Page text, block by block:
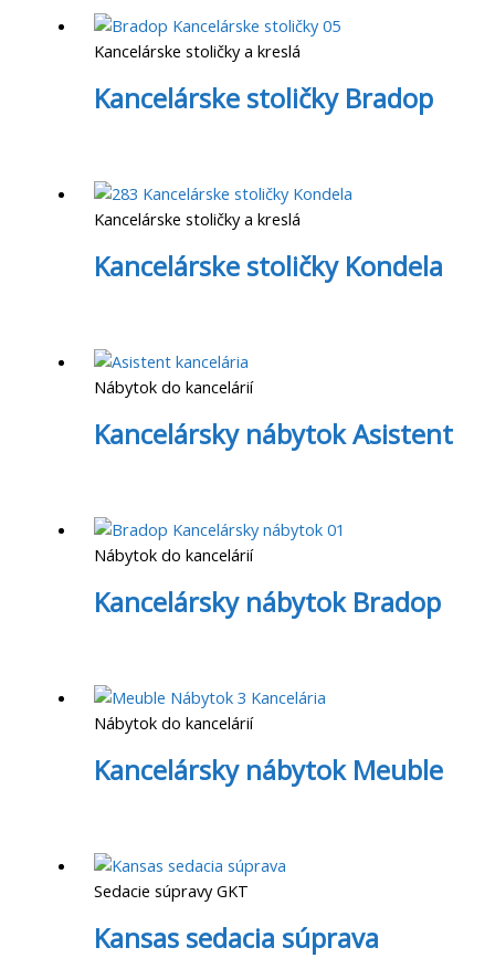
Kancelárske stoličky a kreslá
Kancelárske stoličky Bradop
Kancelárske stoličky a kreslá
Kancelárske stoličky Kondela
Nábytok do kancelárií
Kancelársky nábytok Asistent
Nábytok do kancelárií
Kancelársky nábytok Bradop
Nábytok do kancelárií
Kancelársky nábytok Meuble
Sedacie súpravy GKT
Kansas sedacia súprava